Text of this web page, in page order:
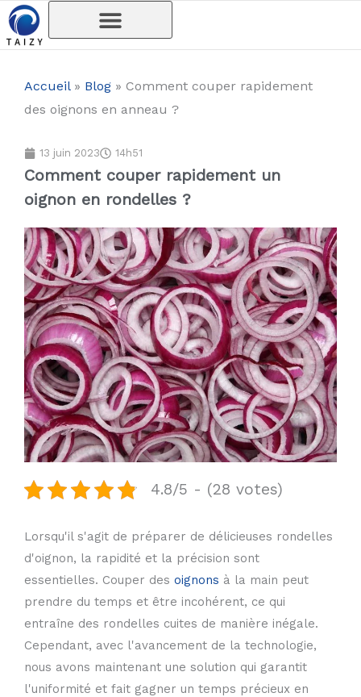
Aller
au
Accueil» Blog » Comment couper rapidement
des oignons en anneau ?
13 juin 2023 14h51
Comment couper rapidement un
oignon en rondelles ?
4.8/5 - (28 votes)
Lorsqu'il s'agit de préparer de délicieuses rondelles
d'oignon, la rapidité et la précision sont
essentielles. Couper des oignons à la main peut
prendre du temps et être incohérent, ce qui
entraîne des rondelles cuites de manière inégale.
Cependant, avec l'avancement de la technologie,
nous avons maintenant une solution qui garantit
l'uniformité et fait gagner un temps précieux en